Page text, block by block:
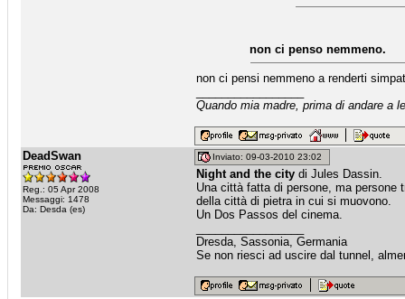
non ci penso nemmeno.
non ci pensi nemmeno a renderti
Quando mia madre, prima di andare a
DeadSwan
Reg.: 05 Apr 2008
Messaggi: 1478
Da: Desda (es)
Inviato: 09-03-2010 23:02
Night and the city di Jules Dassin.
Una città fatta di persone, ma persone
della città di pietra in cui si muovono.
Un Dos Passos del cinema.
Dresda, Sassonia, Germania
Se non riesci ad uscire dal tunnel,